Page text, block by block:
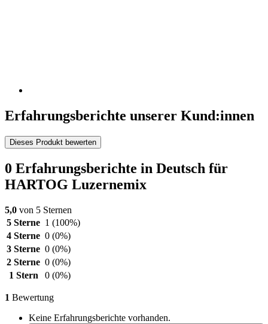
Erfahrungsberichte unserer Kund:innen
Dieses Produkt bewerten
0 Erfahrungsberichte in Deutsch für
HARTOG Luzernemix
5,0 von 5 Sternen
5 Sterne 1 (100%)
4 Sterne 0 (0%)
3 Sterne 0 (0%)
2 Sterne 0 (0%)
1 Stern
0 (0%)
1 Bewertung
Keine Erfahrungsberichte vorhanden.